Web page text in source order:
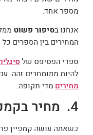
מספר אחד.
אנחנו בסיפור פשוט
המחירים בין הספרים
ספרי הפסיפס של
להיות מתומחרים זהה.
מחיריםמדי תקופה.
4. מחיר
כשאתה עושה קמפיין